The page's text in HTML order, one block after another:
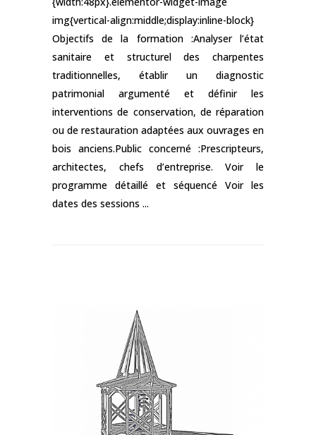
img{vertical-align:middle;display:inline-block}
Objectifs de la formation :Analyser l’état
sanitaire et structurel des charpentes
traditionnelles, établir un diagnostic
patrimonial argumenté et définir les
interventions de conservation, de réparation
ou de restauration adaptées aux ouvrages en
bois anciens.Public concerné :Prescripteurs,
architectes, chefs d’entreprise. Voir le
programme détaillé et séquencé Voir les
dates des sessions